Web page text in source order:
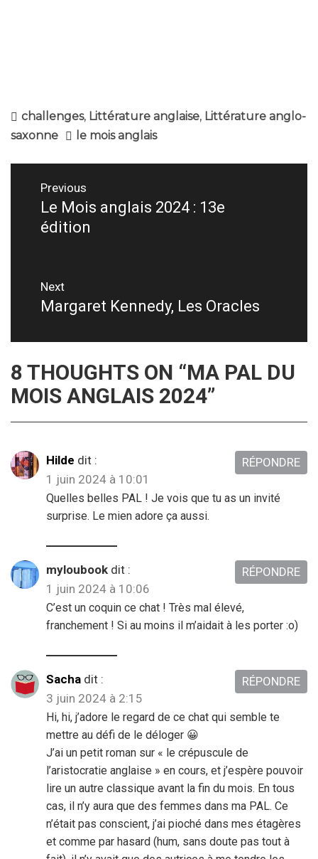
challenges, Littérature anglaise, Littérature anglo-
saxonne
le mois anglais
Navigation
l’article
Previous
Previous
post:
Le Mois anglais 2024 : 13e
édition
Next
Next
Margaret Kennedy, Les Oracles
8 THOUGHTS ON “MA PAL DU
MOIS ANGLAIS 2024”
Hilde dit :
1 juin 2024 à 10:01
Quelles belles PAL ! Je vois que tu as un invité
surprise. Le mien adore ça aussi.
RÉPONDRE
myloubook dit :
1 juin 2024 à 10:06
C’est un coquin ce chat ! Très mal élevé,
franchement ! Si au moins il m’aidait à les porter :o)
RÉPONDRE
Sacha dit :
3 juin 2024 à 2:15
Hi, hi, j’adore le regard de ce chat qui semble te
mettre au défi de le déloger 😀
J’ai un petit roman sur « le crépuscule de
l’aristocratie anglaise » en cours, et j’espère pouvoir
lire un autre classique avant la fin du mois. En tous
cas, il n’y aura que des femmes dans ma PAL. Ce
n’était pas conscient, j’ai pioché dans mes étagères
et comme par hasard (hum, sans doute pas tout à
RÉPONDRE